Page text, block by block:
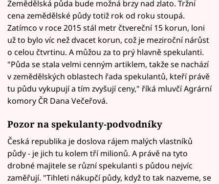
Zemědělská půda bude možná brzy nad zlato. Tržní
cena zemědělské půdy totiž rok od roku stoupá.
Zatímco v roce 2015 stál metr čtvereční 15 korun, loni
už to bylo víc než dvacet korun, což je meziroční nárůst
o celou čtvrtinu. A můžou za to prý hlavně spekulanti.
"Půda se stala velmi cenným artiklem, takže se nachází
v zemědělských oblastech řada spekulantů, kteří právě
tu půdu vykupují a tím zvyšují ceny," říká mluvčí Agrární
komory ČR Dana Večeřová.
Pozor na spekulanty-podvodníky
Česká republika je doslova rájem malých vlastníků
půdy - je jich tu kolem tří milionů. A právě na tyto
drobné majitele se různí spekulanti s půdou nejvíc
zaměřují. "Tihleti nákupčí půdy, když to tak nazveme, se